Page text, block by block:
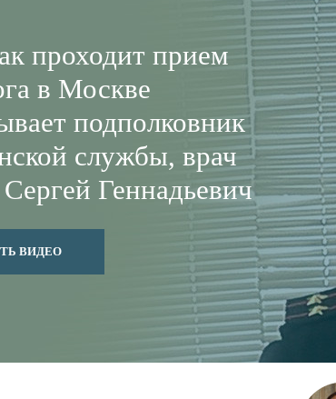
проходит прием
в Москве
подполковник
службы, врач
Геннадьевич
ВИДЕО